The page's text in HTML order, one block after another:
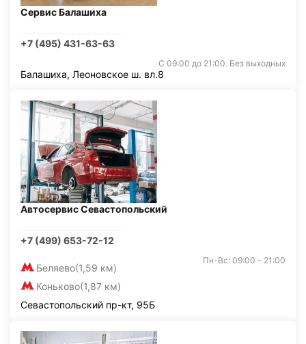
Сервис Балашиха
+7 (495) 431-63-63
С 09:00 до 21:00. Без выходных
Балашиха, Леоновское ш. вл.8
Автосервис Севастопольский
+7 (499) 653-72-12
Беляево(1,59 км)
Коньково(1,87 км)
Пн-Вс: 09:00 - 21:00
Севастопольский пр-кт, 95Б